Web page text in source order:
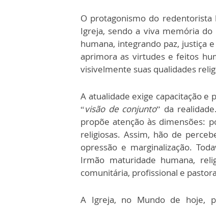
O protagonismo do
Igreja, sendo a viva memória
humana, integrando paz, justiça
aprimora as virtudes e feitos
visivelmente suas qualidades
A atualidade exige capacitação e
“visão de conjunto” da
propõe atenção às dimensões:
religiosas. Assim, hão de
opressão e marginalização.
Irmão maturidade humana,
comunitária, profissional e
A Igreja, no Mundo de hoje,